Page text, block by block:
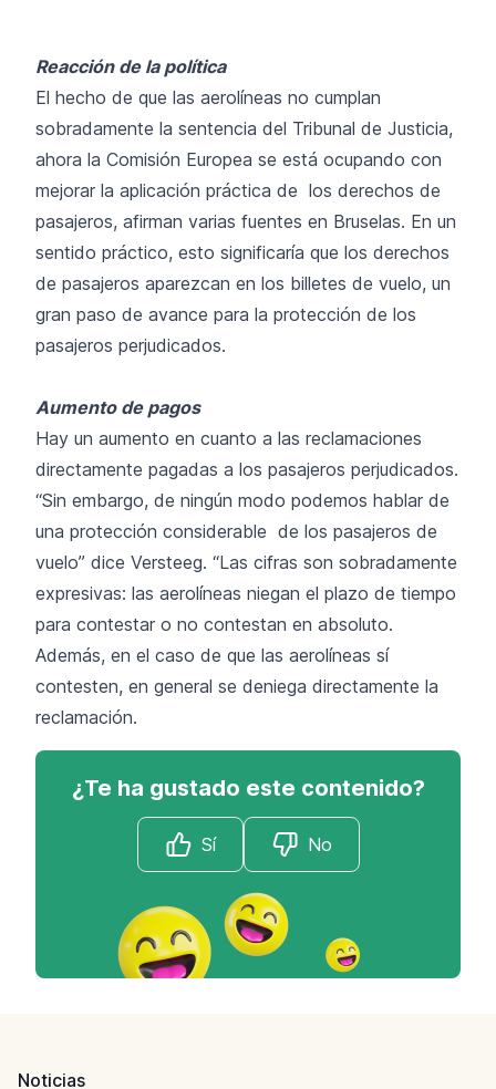
Reacción de la política
El hecho de que las aerolíneas no cumplan
sobradamente la sentencia del Tribunal de Justicia,
ahora la Comisión Europea se está ocupando con
mejorar la aplicación práctica de los derechos de
pasajeros, afirman varias fuentes en Bruselas. En un
sentido práctico, esto significaría que los derechos
de pasajeros aparezcan en los billetes de vuelo, un
gran paso de avance para la protección de los
pasajeros perjudicados.
Aumento de pagos
Hay un aumento en cuanto a las reclamaciones
directamente pagadas a los pasajeros perjudicados.
“Sin embargo, de ningún modo podemos hablar de
una protección considerable de los pasajeros de
vuelo” dice Versteeg. “Las cifras son sobradamente
expresivas: las aerolíneas niegan el plazo de tiempo
para contestar o no contestan en absoluto.
Además, en el caso de que las aerolíneas sí
contesten, en general se deniega directamente la
reclamación.
¿Te ha gustado este contenido?
Sí No
Noticias